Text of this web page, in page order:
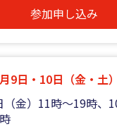
参加申し込み
9日・10日（金・土）
（金）11時～19時、